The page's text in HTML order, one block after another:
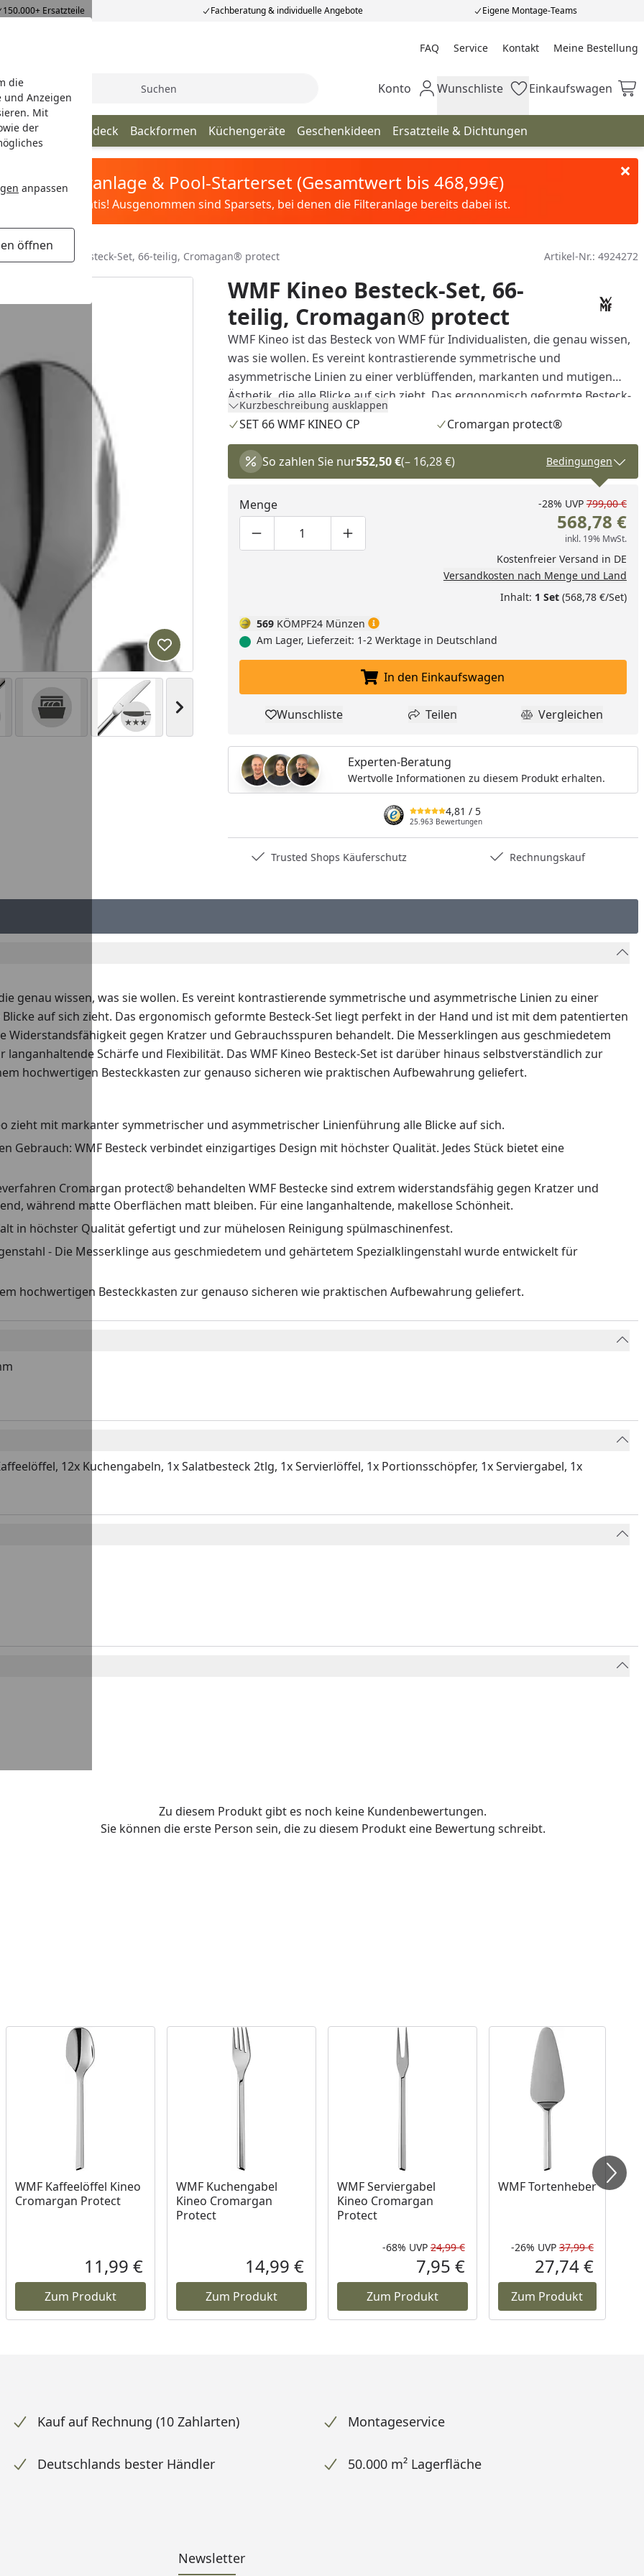
die
und Anzeigen
Mit
der
anpassen
öffnen
150.000+ Ersatzteile Fachberatung & individuelle Angebote Eigene Montage-Teams
FAQ Service Kontakt Meine Bestellung
Meine Bestellung
Suche Mein Konto
Konto Wunschliste
Wunschliste Einkaufswagen
Einkaufswagen
Tischgedeck Backformen Küchengeräte Geschenkideen Ersatzteile & Dichtungen
Sandfilteranlage & Pool-Starterset (Gesamtwert bis 468,99€)
Filter&Pflege gratis! Ausgenommen sind Sparsets, bei denen die Filteranlage bereits dabei ist.
WMF Kineo Besteck-Set, 66-teilig, Cromagan® protect Artikel-Nr.: 4924272
Nächstes Bild anzeigen
Produkt zur Wunschliste hinzufügen
WMF Kineo Besteck-Set, 66-
teilig, Cromagan® protect
WMF Kineo ist das Besteck von WMF für Individualisten, die genau wissen,
was sie wollen. Es vereint kontrastierende symmetrische und
asymmetrische Linien zu einer verblüffenden, markanten und mutigen
Ästhetik, die alle Blicke auf sich zieht. Das ergonomisch geformte Besteck-
Set liegt perfekt in der Hand und ist mit dem patentierten Härteverfahren
Cromargan protect® für besonders hohe Widerstandsfähigkeit gegen
Kratzer und Gebrauchsspuren behandelt. Das 66-teilige Besteck-Set
enthält 12 Menuegabeln, 12 Menuemesser, 12 Menuelöffel, 12
Kuchengabeln, 12 Kaffeelöffel, 1 Salatbesteck (2-teilig), 1 Servierlöffel, 1
Portionsschöpfer, 1 Serviergabel, 1 Tortenheber.
Kurzbeschreibung ausklappen
SET 66 WMF KINEO CP Cromargan protect®
So zahlen Sie nur552,50 €(– 16,28 €) Bedingungen
Menge
Produktmenge um eins verringern
Produktmenge manuell eingeben
Produktmenge um eins erhöhen
-28% UVP 799,00 €
568,78 €
inkl. 19% MwSt.
Kostenfreier Versand in DE
Versandkosten nach Menge und Land
Inhalt: 1 Set(568,78 €/Set)
569 KÖMPF24 Münzen
Am Lager, Lieferzeit: 1-2 Werktage in Deutschland
In den Einkaufswagen legen
In den Einkaufswagen
Produkt zur Wunschliste hinzufügen
Wunschliste Teilen
Teilen Produkt
Vergleichen
Experten-Beratung
Wertvolle Informationen zu diesem Produkt erhalten.
4,81 / 5
25.963 Bewertungen
Trusted Shops Käuferschutz Rechnungskauf
genau wissen, was sie wollen. Es vereint kontrastierende symmetrische und asymmetrische Linien zu einer
auf sich zieht. Das ergonomisch geformte Besteck-Set liegt perfekt in der Hand und ist mit dem patentierten
gegen Kratzer und Gebrauchsspuren behandelt. Die Messerklingen aus geschmiedetem
Schärfe und Flexibilität. Das WMF Kineo Besteck-Set ist darüber hinaus selbstverständlich zur
hochwertigen Besteckkasten zur genauso sicheren wie praktischen Aufbewahrung geliefert.
zieht mit markanter symmetrischer und asymmetrischer Linienführung alle Blicke auf sich.
Gebrauch: WMF Besteck verbindet einzigartiges Design mit höchster Qualität. Jedes Stück bietet eine
Cromargan protect® behandelten WMF Bestecke sind extrem widerstandsfähig gegen Kratzer und
während matte Oberflächen matt bleiben. Für eine langanhaltende, makellose Schönheit.
in höchster Qualität gefertigt und zur mühelosen Reinigung spülmaschinenfest.
- Die Messerklinge aus geschmiedetem und gehärtetem Spezialklingenstahl wurde entwickelt für
hochwertigen Besteckkasten zur genauso sicheren wie praktischen Aufbewahrung geliefert.
12x Kuchengabeln, 1x Salatbesteck 2tlg, 1x Servierlöffel, 1x Portionsschöpfer, 1x Serviergabel, 1x
Zu diesem Produkt gibt es noch keine Kundenbewertungen.
Sie können die erste Person sein, die zu diesem Produkt eine Bewertung schreibt.
Preis
WMF Kaffeelöffel Kineo
Cromargan Protect
Aktueller Preis
11,99 €
Zum Produkt
WMF Kuchengabel
Kineo Cromargan
Protect
Aktueller Preis
14,99 €
Zum Produkt
WMF Serviergabel
Kineo Cromargan
Protect
Rabatt in Prozent
-68%
Ursprünglicher Preis
UVP 24,99 €
Aktueller Preis
7,95 €
Zum Produkt
WMF Tortenheber
Rabatt
-26% UVP 37,99 €
Aktueller
27,74 €
Zum Produkt
Kauf auf Rechnung (10 Zahlarten) Montageservice
Deutschlands bester Händler 50.000 m² Lagerfläche
Newsletter